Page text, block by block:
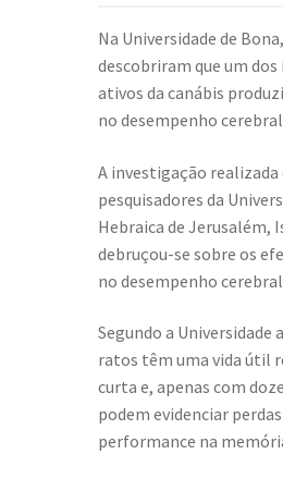
Na Universidade de
descobriram que um
ativos da canábis
no desempenho
A investigação realizada
pesquisadores da
Hebraica de Jerusalém,
debruçou-se sobre os
no desempenho
Segundo a Universidade
ratos têm uma vida útil
curta e, apenas com
podem evidenciar
performance na